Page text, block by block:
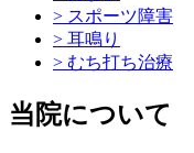
> スポーツ障害
> 耳鳴り
> むち打ち治療
当院について